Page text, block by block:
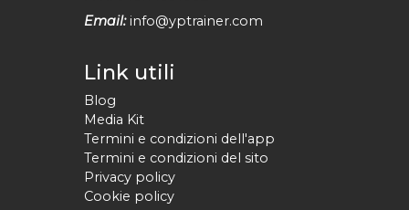
Email: info@yptrainer.com
Link utili
Blog
Media Kit
Termini e condizioni dell'app
Termini e condizioni del sito
Privacy policy
Cookie policy